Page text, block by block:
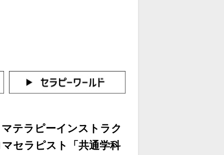
テラピーインストラク
セラピスト「共通学科